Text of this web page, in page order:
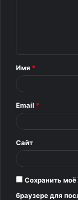
и
*
Имя *
Email *
Сайт
Сохранить моё
браузере для